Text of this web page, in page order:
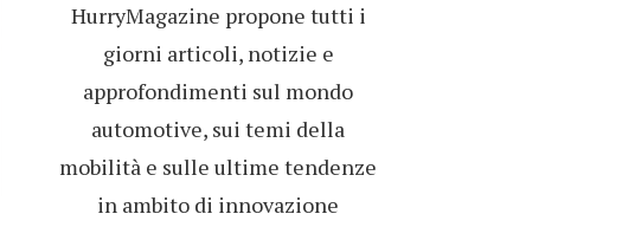
HurryMagazine propone tutti i
giorni articoli, notizie e
approfondimenti sul mondo
automotive, sui temi della
mobilità e sulle ultime tendenze
in ambito di innovazione